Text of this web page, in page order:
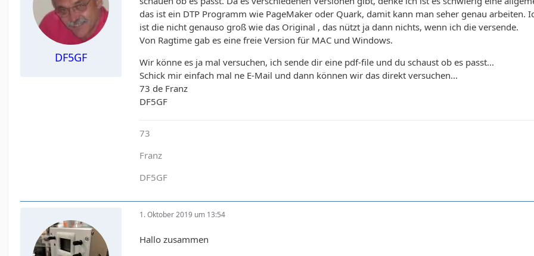
DF5GF
das ist ein DTP Programm wie PageMaker oder Quark, damit kann man seher genau arbeiten.
ist die nicht genauso groß wie das Original , das nützt ja dann nichts, wenn ich die versende.
Von Ragtime gab es eine freie Version für MAC und Windows.
Wir könne es ja mal versuchen, ich sende dir eine pdf-file und du schaust ob es passt...
Schick mir einfach mal ne E-Mail und dann können wir das direkt versuchen...
73 de Franz
DF5GF
73
Franz
DF5GF
1. Oktober 2019 um 13:54
Hallo zusammen